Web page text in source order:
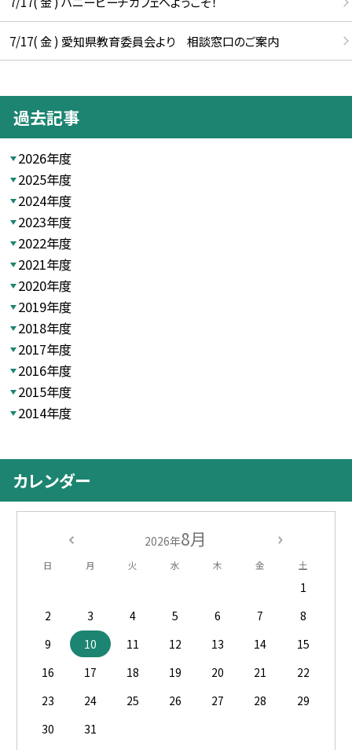
7/17( 金 ) 愛知県教育委員会より 相談窓口のご案内
過去記事
2026年度
2025年度
2024年度
2023年度
2022年度
2021年度
2020年度
2019年度
2018年度
2017年度
2016年度
2015年度
2014年度
カレンダー
2026年8月
日 月 火 水 木 金 土
1
2
3 4 5 6 7
8
9
10 11 12 13 14
15
16
17 18 19 20 21
22
23
24 25 26 27 28
29
30
31